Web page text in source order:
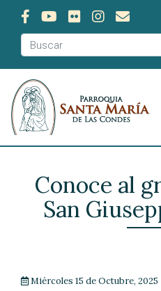
Conoce al
San
Miércoles 15 de Octubre, 2025